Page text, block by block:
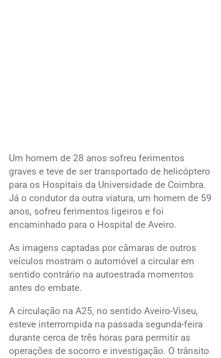
Um homem de 28 anos sofreu ferimentos
graves e teve de ser transportado de helicóptero
para os Hospitais da Universidade de Coimbra.
Já o condutor da outra viatura, um homem de 59
anos, sofreu ferimentos ligeiros e foi
encaminhado para o Hospital de Aveiro.
As imagens captadas por câmaras de outros
veículos mostram o automóvel a circular em
sentido contrário na autoestrada momentos
antes do embate.
A circulação na A25, no sentido Aveiro-Viseu,
esteve interrompida na passada segunda-feira
durante cerca de três horas para permitir as
operações de socorro e investigação. O trânsito